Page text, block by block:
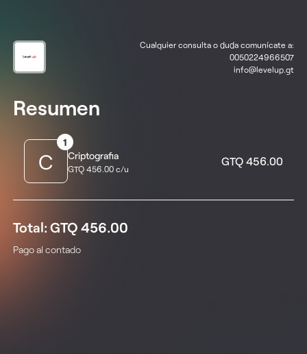
Cualquier consulta o duda comunícate a:
0050224966507
info@levelup.gt
Resumen
C
1
Criptografia
GTQ 456.00 c/u
GTQ 456.00
Total: GTQ 456.00
Pago al contado